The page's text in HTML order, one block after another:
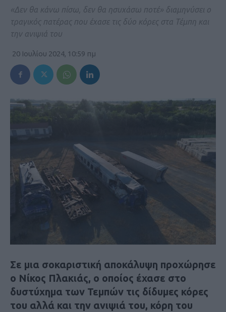
«Δεν θα κάνω πίσω, δεν θα ησυχάσω ποτέ» διαμηνύσει ο
τραγικός πατέρας που έχασε τις δύο κόρες στα Τέμπη και
την ανιψιά του
20 Ιουλίου 2024, 10:59 πμ
Σε μια σοκαριστική αποκάλυψη προχώρησε
ο Νίκος Πλακιάς, ο οποίος έχασε στο
δυστύχημα των Τεμπών τις δίδυμες κόρες
του αλλά και την ανιψιά του, κόρη του